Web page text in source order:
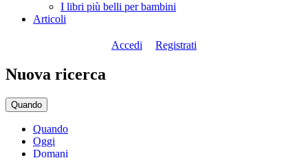
I libri più belli per bambini
Articoli
Accedi Registrati
Nuova ricerca
Quando
Quando
Oggi
Domani